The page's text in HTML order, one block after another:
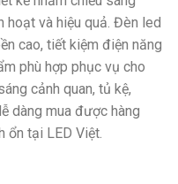
hoạt và hiệu quả. Đèn led
cao, tiết kiệm điện năng
phù hợp phục vụ cho
cảnh quan, tủ kệ,
dàng mua được hàng
ổn tại LED Việt.